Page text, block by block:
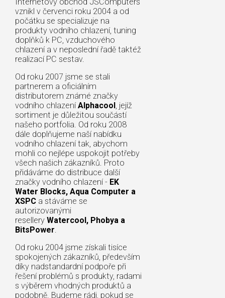
vznikl v červenci roku 2004 a od
počátku se specializuje na
produkty vodního chlazení, tuning
doplňků k PC, vzduchového
chlazení a v neposlední řadě taktéž
realizací PC sestav.
Od roku 2007 jsme se stali
partnerem a oficiálním
distributorem známé značky
vodního chlazení Alphacool, jejíž
sortiment je důležitou součástí
našeho portfolia. Od roku 2008
dále doplňujeme naší nabídku
vodního chlazení tak, abychom
mohli co nejlépe uspokojit potřeby
všech našich zákazníků. Proto
přidáváme do distribuce další
značky vodního chlazení - EK
Water Blocks, Aqua Computer a
XSPC a stáváme se
autorizovanými
resellery Watercool, Phobya a
BitsPower.
Od roku 2004 jsme získali tisíce
spokojených zákazníků, především
díky nadstandardní podpoře při
řešení problémů s produkty, radami
s výběrem vhodných produktů a
podobně. Budeme rádi, pokud se